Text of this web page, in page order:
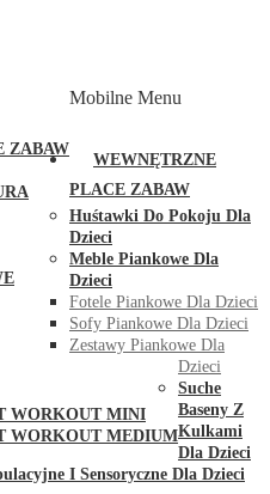
ZABAW
WORKOUT MINI
WORKOUT MEDIUM
Mobilne Menu
WEWNĘTRZNE
PLACE ZABAW
Huśtawki Do Pokoju Dla
Dzieci
Meble Piankowe Dla
Dzieci
Fotele Piankowe Dla Dzieci
Sofy Piankowe Dla Dzieci
Zestawy Piankowe Dla
Dzieci
Suche
Baseny Z
Kulkami
Dla Dzieci
I Sensoryczne Dla Dzieci